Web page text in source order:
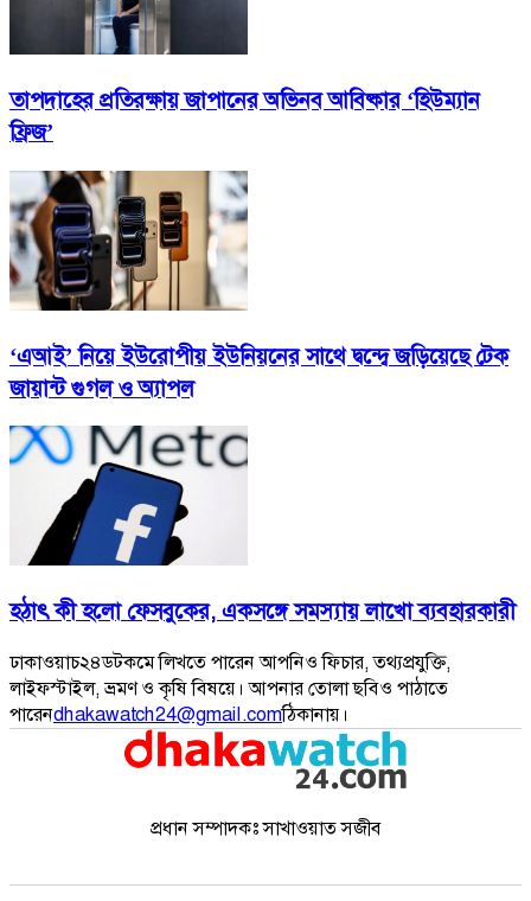
তাপদাহের প্রতিরক্ষায় জাপানের অভিনব আবিষ্কার ‘হিউম্যান
ফ্রিজ’
‘এআই’ নিয়ে ইউরোপীয় ইউনিয়নের সাথে দ্বন্দ্বে জড়িয়েছে টেক
জায়ান্ট গুগল ও অ্যাপল
হঠাৎ কী হলো ফেসবুকের, একসঙ্গে সমস্যায় লাখো ব্যবহারকারী
ঢাকাওয়াচ২৪ডটকমে লিখতে পারেন আপনিও ফিচার, তথ্যপ্রযুক্তি,
লাইফস্টাইল, ভ্রমণ ও কৃষি বিষয়ে। আপনার তোলা ছবিও পাঠাতে
পারেনdhakawatch24@gmail.comঠিকানায়।
প্রধান সম্পাদকঃ সাখাওয়াত সজীব